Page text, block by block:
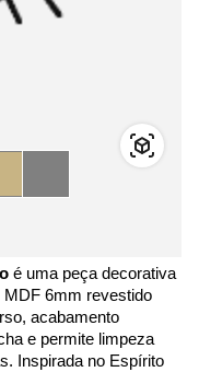
é uma peça decorativa
MDF 6mm revestido
acabamento
e permite limpeza
Inspirada no Espírito